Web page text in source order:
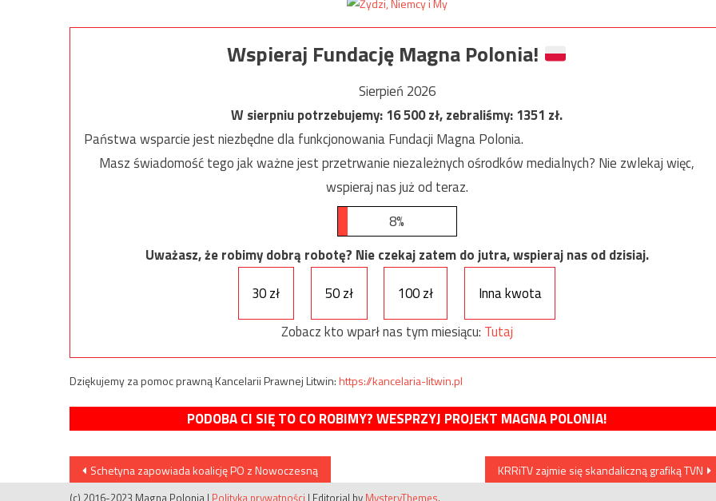
Wspieraj Fundację Magna Polonia!
Sierpień 2026
W sierpniu potrzebujemy:16 500zł, zebraliśmy:1351 zł.
Państwa wsparcie jest niezbędne dla funkcjonowania Fundacji Magna Polonia.
Masz świadomość tego jak ważne jest przetrwanie niezależnych ośrodków medialnych? Nie zwlekaj więc,
wspieraj nas już od teraz.
8%
Uważasz, że robimy dobrą robotę? Nie czekaj zatem do jutra, wspieraj nas od dzisiaj.
30 zł
50 zł 100 zł
Inna kwota
Zobacz kto wparł nas tym miesiącu: Tutaj
Dziękujemy za pomoc prawną Kancelarii Prawnej Litwin:https://kancelaria-litwin.pl
PODOBA CI SIĘ TO CO ROBIMY? WESPRZYJ PROJEKT MAGNA POLONIA!
Nawigacja
Schetyna zapowiada koalicję PO z Nowoczesną KRRiTV zajmie się skandaliczną grafiką TVN